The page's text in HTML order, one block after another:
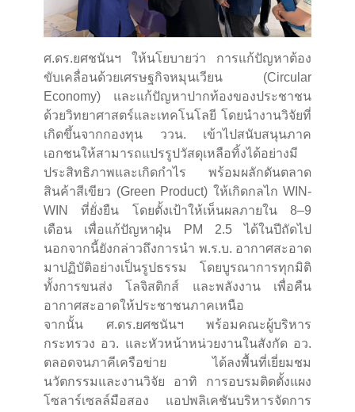
ศ.ดร.ยศชนันฯ ให้นโยบายว่า การแก้ปัญหาต้อง
ขับเคลื่อนด้วยเศรษฐกิจหมุนเวียน (Circular
Economy) และแก้ปัญหาปากท้องของประชาชน
ด้วยวิทยาศาสตร์และเทคโนโลยี โดยนำงานวิจัยที่
เกิดขึ้นจากกองทุน ววน. เข้าไปสนับสนุนภาค
เอกชนให้สามารถแปรรูปวัสดุเหลือทิ้งได้อย่างมี
ประสิทธิภาพและเกิดกำไร พร้อมผลักดันตลาด
สินค้าสีเขียว (Green Product) ให้เกิดกลไก WIN-
WIN ที่ยั่งยืน โดยตั้งเป้าให้เห็นผลภายใน 8–9
เดือน เพื่อแก้ปัญหาฝุ่น PM 2.5 ได้ในปีถัดไป
นอกจากนี้ยังกล่าวถึงการนำ พ.ร.บ. อากาศสะอาด
มาปฏิบัติอย่างเป็นรูปธรรม โดยบูรณาการทุกมิติ
ทั้งการขนส่ง โลจิสติกส์ และพลังงาน เพื่อคืน
อากาศสะอาดให้ประชาชนภาคเหนือ
จากนั้น ศ.ดร.ยศชนันฯ พร้อมคณะผู้บริหาร
กระทรวง อว. และหัวหน้าหน่วยงานในสังกัด อว.
ตลอดจนภาคีเครือข่าย ได้ลงพื้นที่เยี่ยมชม
นวัตกรรมและงานวิจัย อาทิ การอบรมติดตั้งแผง
โซลาร์เซลล์มือสอง แอปพลิเคชันบริหารจัดการ